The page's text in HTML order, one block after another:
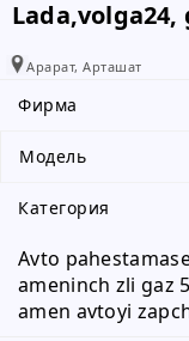
Lada,volga24,
Арарат, Арташат
Фирма
Модель
Категория
Avto
ameninch zli gaz
amen avtoyi